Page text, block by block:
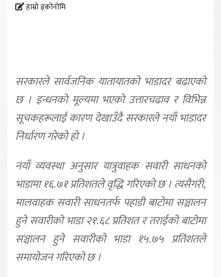
हाम्रो इकोनोमि
सरकारले सार्वजनिक यातायातको भाडादर बढाएको
छ । इन्धनको मूल्यमा भएको उत्तारचढाव र विभिन्न
सूचकहरूलाई कारण देखाउँदै सरकारले नयाँ भाडादर
निर्धारण गरेको हो ।
नयाँ व्यवस्था अनुसार यात्रुवाहक सवारी साधनको
भाडामा १६.७१ प्रतिशतले वृद्धि गरिएको छ । त्यसैगरी,
मालवाहक सवारी साधनतर्फ पहाडी बाटोमा सञ्चालन
हुने सवारीको भाडा २१.६८ प्रतिशत र तराईको बाटोमा
सञ्चालन हुने सवारीको भाडा १५.७५ प्रतिशतले
समायोजन गरिएको छ ।